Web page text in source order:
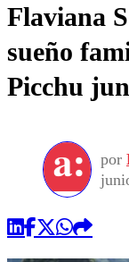
Flaviana
sueño
Picchu
por